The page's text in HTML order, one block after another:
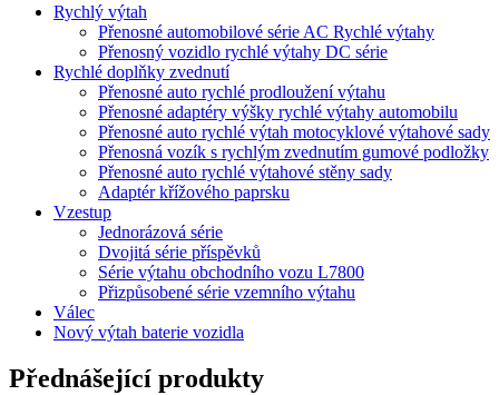
Rychlý výtah
Přenosné automobilové série AC Rychlé výtahy
Přenosný vozidlo rychlé výtahy DC série
Rychlé doplňky zvednutí
Přenosné auto rychlé prodloužení výtahu
Přenosné adaptéry výšky rychlé výtahy automobilu
Přenosné auto rychlé výtah motocyklové výtahové sady
Přenosná vozík s rychlým zvednutím gumové podložky
Přenosné auto rychlé výtahové stěny sady
Adaptér křížového paprsku
Vzestup
Jednorázová série
Dvojitá série příspěvků
Série výtahu obchodního vozu L7800
Přizpůsobené série vzemního výtahu
Válec
Nový výtah baterie vozidla
Přednášející produkty